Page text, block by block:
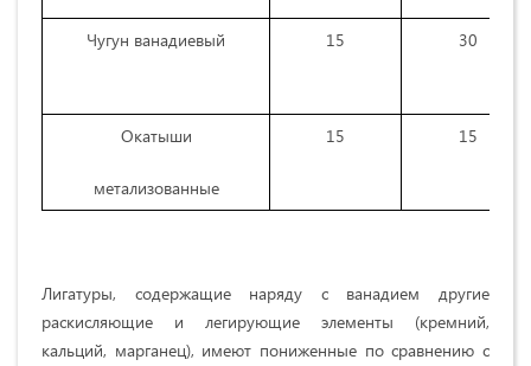
Чугун ванадиевый 15 30
Окатыши
метализованные
15 15
Лигатуры, содержащие наряду с ванадием другие
раскисляющие и ле­гирующие элементы (кремний,
кальций, марганец), имеют пониженные по сравнению с